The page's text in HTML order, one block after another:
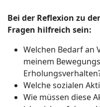
Bei der Reflexion zu
Fragen hilfreich sein:
Welchen Bedarf an
meinem
Welche sozialen
Wie müssen diese